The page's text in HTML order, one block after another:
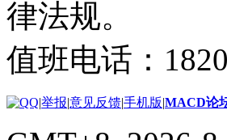
律法规。
值班电话：
|举报|意见反馈|手机版|MACD论